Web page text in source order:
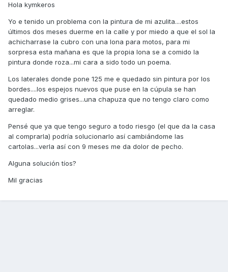
Hola kymkeros
Yo e tenido un problema con la pintura de mi azulita....estos
últimos dos meses duerme en la calle y por miedo a que el sol la
achicharrase la cubro con una lona para motos, para mi
sorpresa esta mañana es que la propia lona se a comido la
pintura donde roza...mi cara a sido todo un poema.
Los laterales donde pone 125 me e quedado sin pintura por los
bordes....los espejos nuevos que puse en la cúpula se han
quedado medio grises...una chapuza que no tengo claro como
arreglar.
Pensé que ya que tengo seguro a todo riesgo (el que da la casa
al comprarla) podría solucionarlo así cambiándome las
cartolas...verla así con 9 meses me da dolor de pecho.
Alguna solución tíos?
Mil gracias